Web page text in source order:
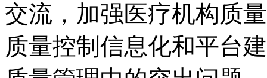
交流，加强医疗机构质
质量控制信息化和平台